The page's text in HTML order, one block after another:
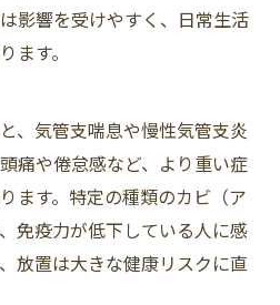
影響を受けやすく、日常生活
ます。
、気管支喘息や慢性気管支炎
痛や倦怠感など、より重い症
ます。特定の種類のカビ（ア
免疫力が低下している人に感
放置は大きな健康リスクに直